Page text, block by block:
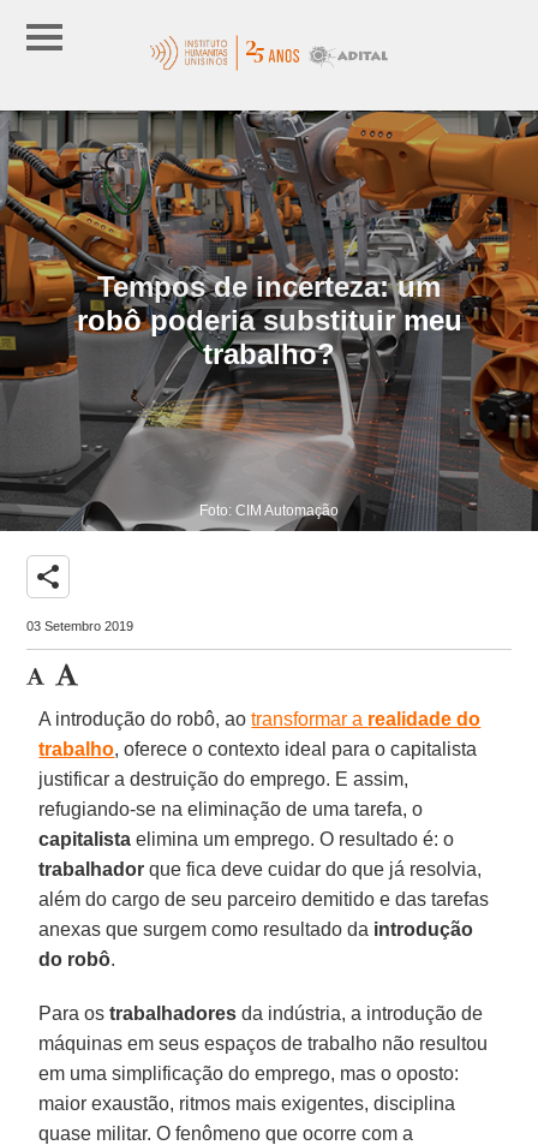
Tempos de incerteza: um
robô poderia substituir meu
trabalho?
Foto: CIM Automação
share
03 Setembro 2019
A introdução do robô, aotransformar a realidade do
trabalho, oferece o contexto ideal para o capitalista
justificar a destruição do emprego. E assim,
refugiando-se na eliminação de uma tarefa, o
capitalista elimina um emprego. O resultado é: o
trabalhador que fica deve cuidar do que já resolvia,
além do cargo de seu parceiro demitido e das tarefas
anexas que surgem como resultado da introdução
do robô.
Para ostrabalhadores da indústria, a introdução de
máquinas em seus espaços de trabalho não resultou
em uma simplificação do emprego, mas o oposto:
maior exaustão, ritmos mais exigentes, disciplina
quase militar. O fenômeno que ocorre com a